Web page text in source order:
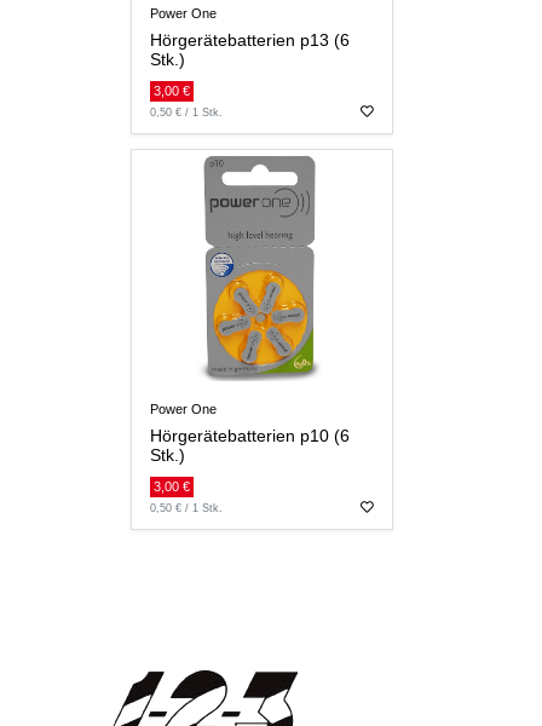
Power One
Hörgerätebatterien p13 (6
Stk.)
3,00 €
0,50 € / 1 Stk.
Power One
Hörgerätebatterien p10 (6
Stk.)
3,00 €
0,50 € / 1 Stk.